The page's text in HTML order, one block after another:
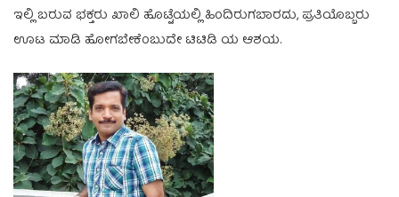
ಇಲ್ಲಿ ಬರುವ ಭಕ್ತರು ಖಾಲಿ ಹೊಟ್ಟೆಯಲ್ಲಿ ಹಿಂದಿರುಗಬಾರದು, ಪ್ರತಿಯೊಬ್ಬರು
ಊಟ ಮಾಡಿ ಹೋಗಬೇಕೆಂಬುದೇ ಟಿಟಿಡಿ ಯ ಆಶಯ.